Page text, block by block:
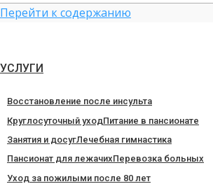
Перейти к содержанию
УСЛУГИ
Восстановление после инсульта
Круглосуточный уходПитание в пансионате
Занятия и досугЛечебная гимнастика
Пансионат для лежачихПеревозка больных
Уход за пожилыми после 80 лет